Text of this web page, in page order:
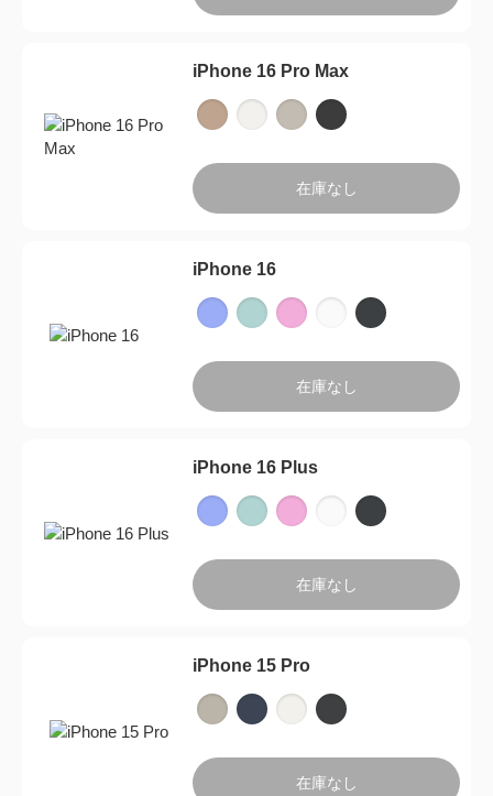
iPhone 16 Pro Max
在庫なし
iPhone 16
在庫なし
iPhone 16 Plus
在庫なし
iPhone 15 Pro
在庫なし製品一覧に戻る